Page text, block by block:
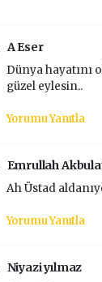
A Eser
Dünya hayatını
güzel eylesin..
Yorumu Yanıtla
Emrullah
Ah Üstad
Yorumu Yanıtla
Niyazi yılmaz